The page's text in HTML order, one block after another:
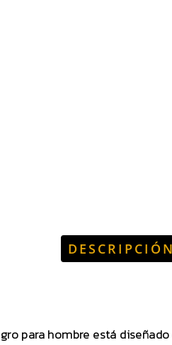
DESCRIPCIÓN
para hombre está